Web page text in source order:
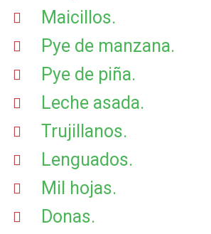
Maicillos.
Pye de manzana.
Pye de piña.
Leche asada.
Trujillanos.
Lenguados.
Mil hojas.
Donas.